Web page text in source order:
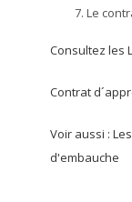
Le
Consultez les
Contrat
Voir aussi :
d'embauche